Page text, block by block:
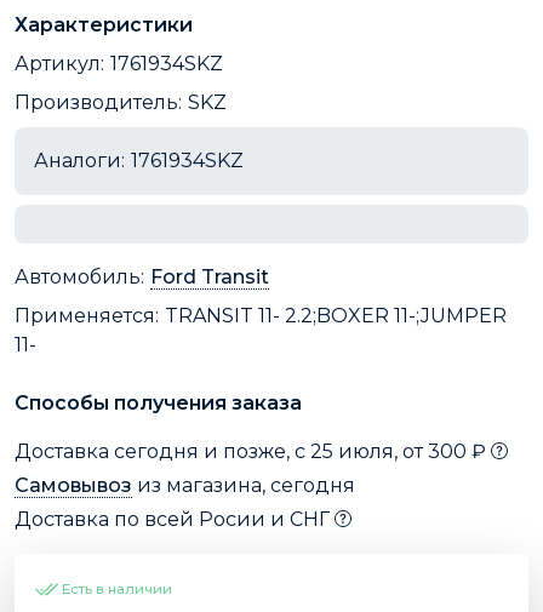
Характеристики
Артикул: 1761934SKZ
Производитель: SKZ
Аналоги: 1761934SKZ
Автомобиль: Ford Transit
Применяется: TRANSIT 11- 2.2;BOXER 11-;JUMPER
11-
Способы получения заказа
Доставка сегодня и позже, с 25 июля, от 300 ₽
Самовывоз из магазина, сегодня
Доставка по всей Росии и СНГ
Есть в наличии